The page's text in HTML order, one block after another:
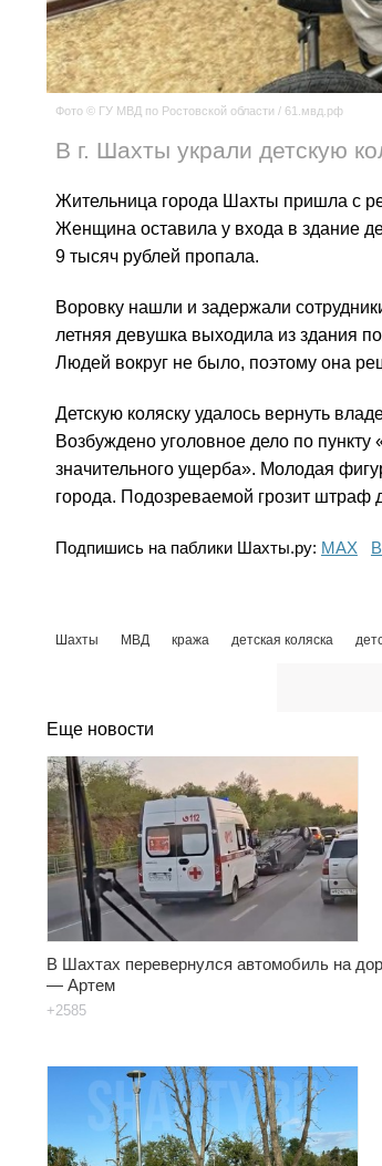
Фото © ГУ МВД по Ростовской области / 61.мвд.рф
В г. Шахты украли детскую
Жительница города Шахты пришла с
Женщина оставила у входа в здание
9 тысяч рублей пропала.
Воровку нашли и задержали
летняя девушка выходила из здания
Людей вокруг не было, поэтому она
Детскую коляску удалось вернуть
Возбуждено уголовное дело по
значительного ущерба». Молодая
города. Подозреваемой грозит штраф
Подпишись на паблики Шахты.ру: МАХ
Шахты МВД кража детская коляска
Еще новости
В Шахтах перевернулся автомобиль на
— Артем
+2585